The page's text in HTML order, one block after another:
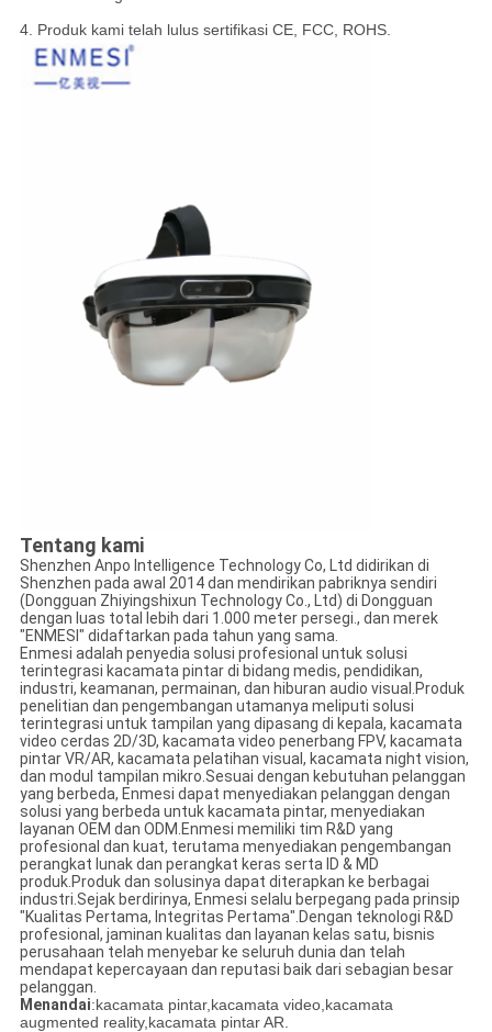
4. Produk kami telah lulus sertifikasi CE, FCC, ROHS.
Tentang kami
Shenzhen Anpo Intelligence Technology Co, Ltd didirikan di
Shenzhen pada awal 2014 dan mendirikan pabriknya sendiri
(Dongguan Zhiyingshixun Technology Co., Ltd) di Dongguan
dengan luas total lebih dari 1.000 meter persegi., dan merek
"ENMESI" didaftarkan pada tahun yang sama.
Enmesi adalah penyedia solusi profesional untuk solusi
terintegrasi kacamata pintar di bidang medis, pendidikan,
industri, keamanan, permainan, dan hiburan audio visual.Produk
penelitian dan pengembangan utamanya meliputi solusi
terintegrasi untuk tampilan yang dipasang di kepala, kacamata
video cerdas 2D/3D, kacamata video penerbang FPV, kacamata
pintar VR/AR, kacamata pelatihan visual, kacamata night vision,
dan modul tampilan mikro.Sesuai dengan kebutuhan pelanggan
yang berbeda, Enmesi dapat menyediakan pelanggan dengan
solusi yang berbeda untuk kacamata pintar, menyediakan
layanan OEM dan ODM.Enmesi memiliki tim R&D yang
profesional dan kuat, terutama menyediakan pengembangan
perangkat lunak dan perangkat keras serta ID & MD
produk.Produk dan solusinya dapat diterapkan ke berbagai
industri.Sejak berdirinya, Enmesi selalu berpegang pada prinsip
"Kualitas Pertama, Integritas Pertama".Dengan teknologi R&D
profesional, jaminan kualitas dan layanan kelas satu, bisnis
perusahaan telah menyebar ke seluruh dunia dan telah
mendapat kepercayaan dan reputasi baik dari sebagian besar
pelanggan.
Menandai:kacamata pintar,kacamata video,kacamata
augmented reality,kacamata pintar AR.